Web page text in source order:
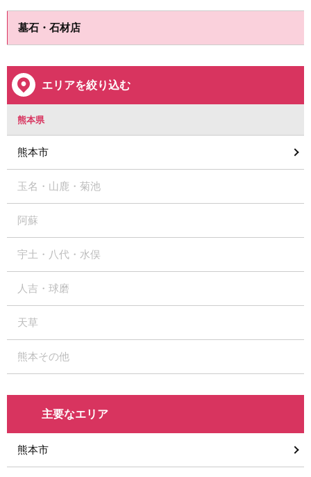
墓石・石材店
エリアを絞り込む
熊本県
熊本市
玉名・山鹿・菊池
阿蘇
宇土・八代・水俣
人吉・球磨
天草
熊本その他
主要なエリア
熊本市